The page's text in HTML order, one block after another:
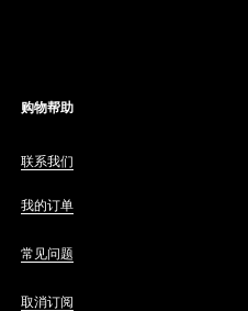
购物帮助
联系我们
我的订单
常见问题
取消订阅